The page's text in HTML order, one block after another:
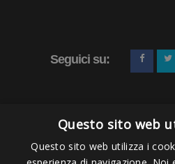
Seguici su:
Questo sito web
Questo sito web utilizza i